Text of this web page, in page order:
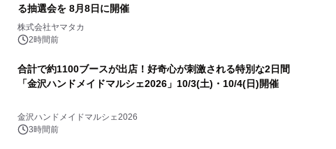
る抽選会を 8月8日に開催
株式会社ヤマタカ
2時間前
合計で約1100ブースが出店！好奇心が刺激される特別な2日間
「金沢ハンドメイドマルシェ2026」10/3(土)・10/4(日)開催
金沢ハンドメイドマルシェ2026
3時間前